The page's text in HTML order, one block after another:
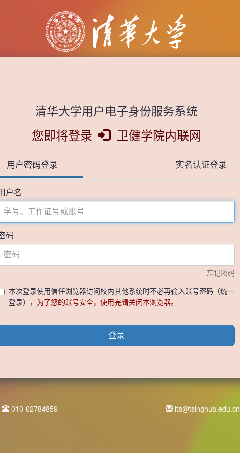
清华大学用户电子身份服务系统
您即将登录 卫健学院内联网
用户密码登录 实名认证登录
户名
码
忘记密码
本次登录使用信任浏览器访问校内其他系统时不必再输入账号密码（统一
登录）， 为了您的账号安全，使用完请关闭本浏览器。
登录
010-62784859 its@tsinghua.edu.cn